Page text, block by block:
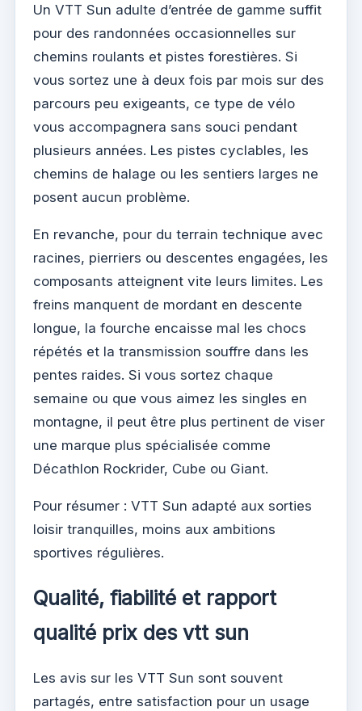
Un VTT Sun adulte d’entrée de gamme suffit
pour des randonnées occasionnelles sur
chemins roulants et pistes forestières. Si
vous sortez une à deux fois par mois sur des
parcours peu exigeants, ce type de vélo
vous accompagnera sans souci pendant
plusieurs années. Les pistes cyclables, les
chemins de halage ou les sentiers larges ne
posent aucun problème.
En revanche, pour du terrain technique avec
racines, pierriers ou descentes engagées, les
composants atteignent vite leurs limites. Les
freins manquent de mordant en descente
longue, la fourche encaisse mal les chocs
répétés et la transmission souffre dans les
pentes raides. Si vous sortez chaque
semaine ou que vous aimez les singles en
montagne, il peut être plus pertinent de viser
une marque plus spécialisée comme
Décathlon Rockrider, Cube ou Giant.
Pour résumer : VTT Sun adapté aux sorties
loisir tranquilles, moins aux ambitions
sportives régulières.
Qualité, fiabilité et rapport
qualité prix des vtt sun
Les avis sur les VTT Sun sont souvent
partagés, entre satisfaction pour un usage